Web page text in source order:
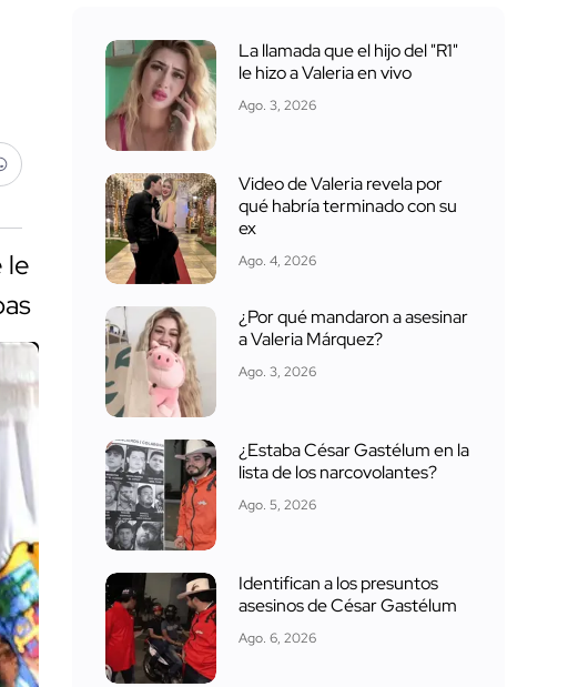
le
La llamada que el hijo del "R1"
le hizo a Valeria en vivo
Ago. 3, 2026
Video de Valeria revela por
qué habría terminado con su
ex
Ago. 4, 2026
¿Por qué mandaron a asesinar
a Valeria Márquez?
Ago. 3, 2026
¿Estaba César Gastélum en la
lista de los narcovolantes?
Ago. 5, 2026
Identifican a los presuntos
asesinos de César Gastélum
Ago. 6, 2026